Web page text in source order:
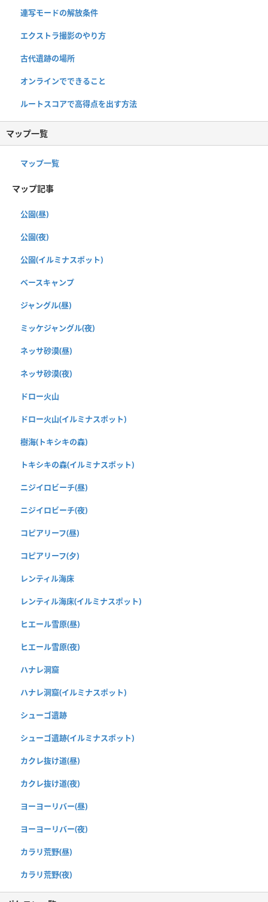
連写モードの解放条件
エクストラ撮影のやり方
古代遺跡の場所
オンラインでできること
ルートスコアで高得点を出す方法
マップ一覧
マップ一覧
マップ記事
公園(昼)
公園(夜)
公園(イルミナスポット)
ベースキャンプ
ジャングル(昼)
ミッケジャングル(夜)
ネッサ砂漠(昼)
ネッサ砂漠(夜)
ドロー火山
ドロー火山(イルミナスポット)
樹海(トキシキの森)
トキシキの森(イルミナスポット)
ニジイロビーチ(昼)
ニジイロビーチ(夜)
コピアリーフ(昼)
コピアリーフ(夕)
レンティル海床
レンティル海床(イルミナスポット)
ヒエール雪原(昼)
ヒエール雪原(夜)
ハナレ洞窟
ハナレ洞窟(イルミナスポット)
シューゴ遺跡
シューゴ遺跡(イルミナスポット)
カクレ抜け道(昼)
カクレ抜け道(夜)
ヨーヨーリバー(昼)
ヨーヨーリバー(夜)
カラリ荒野(昼)
カラリ荒野(夜)